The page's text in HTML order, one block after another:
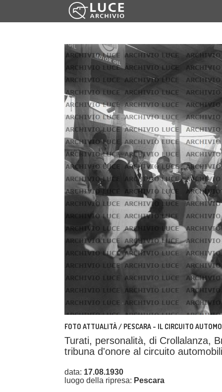
FOTO ATTUALITÀ / PESCARA - IL CIRCUITO
Turati, personalità, di Crollalanza,
tribuna d'onore al circuito
data: 17.08.1930
luogo della ripresa: Pescara